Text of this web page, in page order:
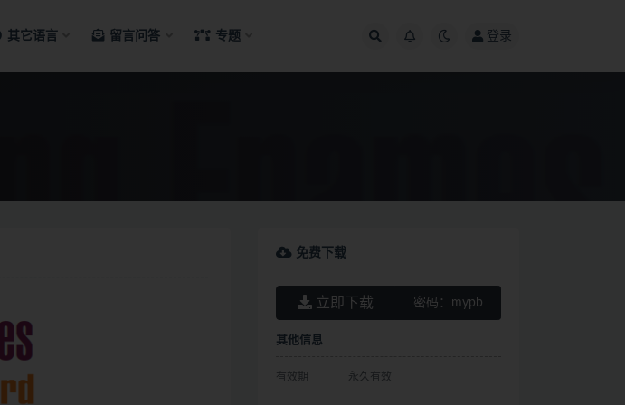
其它语言 留言问答 专题 登录
免费下载
立即下载 密码： mypb
其他信息
有效期 永久有效